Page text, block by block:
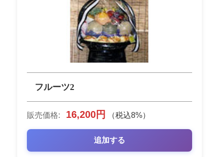
フルーツ2
販売価格: 16,200円 （税込8%）
追加する